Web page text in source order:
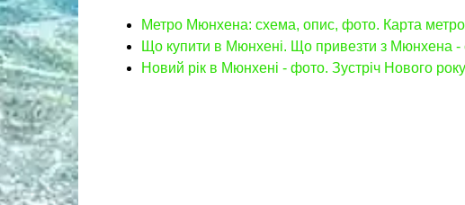
Метро Мюнхена: схема, опис, фото. Карта
Що купити в Мюнхені. Що привезти з Мюнхена -
Новий рік в Мюнхені - фото. Зустріч Нового